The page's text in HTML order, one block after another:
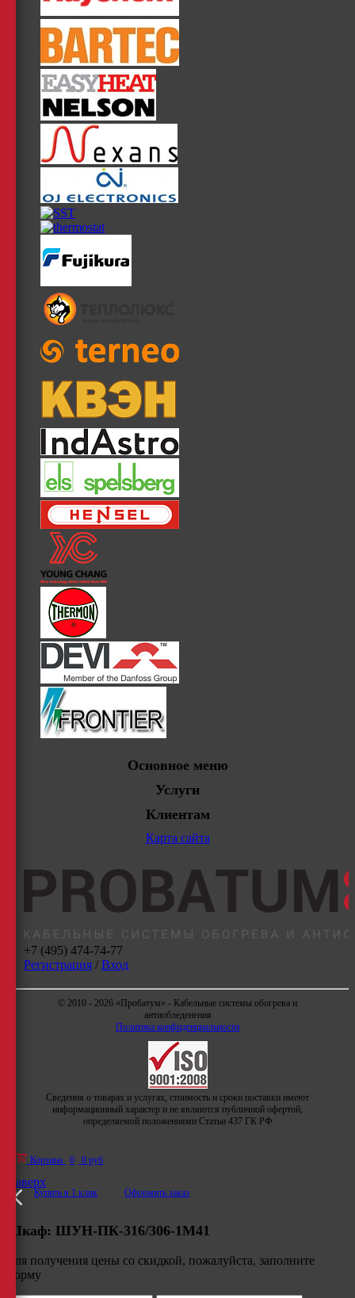
Основное меню
Услуги
Клиентам
Карта сайта
+7 (495) 474-74-77
Регистрация/ Вход
© 2010 - 2026 «Пробатум» - Кабельные системы обогрева и
антиобледенения
Политика конфиденциальности
Сведения о товарах и услугах, стоимость и сроки поставки имеют
информационный характер и не являются публичной офертой,
определяемой положениями Статьи 437 ГК РФ
Корзина 0 0 руб
Купить в 1 клик Оформить заказ
Наверх
Шкаф: ШУН-ПК-316/306-1М41
Для получения цены со скидкой, пожалуйста, заполните
форму